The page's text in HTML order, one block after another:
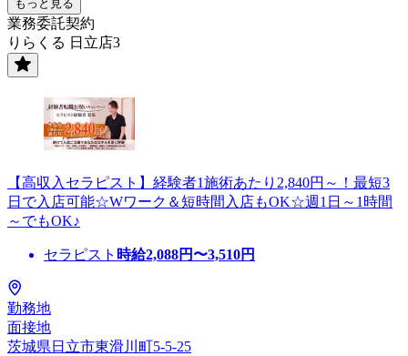
もっと見る
業務委託契約
りらくる 日立店3
【高収入セラピスト】経験者1施術あたり2,840円～！最短3
日で入店可能☆Wワーク＆短時間入店もOK☆週1日～1時間
～でもOK♪
セラピスト 時給2,088円〜3,510円
勤務地
面接地
茨城県日立市東滑川町5-5-25